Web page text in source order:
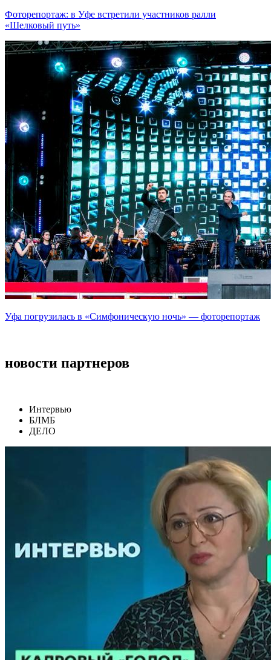
Фоторепортаж: в Уфе встретили участников ралли
«Шелковый путь»
Уфа погрузилась в «Симфоническую ночь» — фоторепортаж
новости партнеров
Интервью
БЛМБ
ДЕЛО